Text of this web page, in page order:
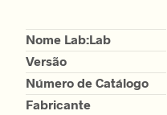
Nome Lab:Lab
Versão
Número de Catálogo
Fabricante